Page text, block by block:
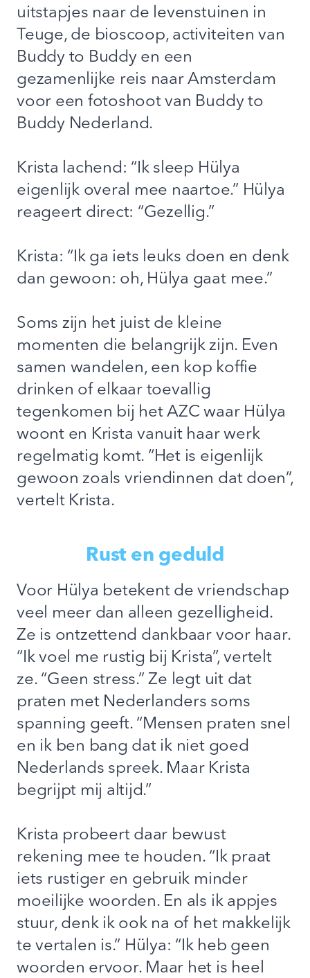
uitstapjes naar de levenstuinen in
Teuge, de bioscoop, activiteiten van
Buddy to Buddy en een
gezamenlijke reis naar Amsterdam
voor een fotoshoot van Buddy to
Buddy Nederland.
Krista lachend: “Ik sleep Hülya
eigenlijk overal mee naartoe.” Hülya
reageert direct: “Gezellig.”
Krista: “Ik ga iets leuks doen en denk
dan gewoon: oh, Hülya gaat mee.”
Soms zijn het juist de kleine
momenten die belangrijk zijn. Even
samen wandelen, een kop koffie
drinken of elkaar toevallig
tegenkomen bij het AZC waar Hülya
woont en Krista vanuit haar werk
regelmatig komt. “Het is eigenlijk
gewoon zoals vriendinnen dat doen”,
vertelt Krista.
Rust en geduld
Voor Hülya betekent de vriendschap
veel meer dan alleen gezelligheid.
Ze is ontzettend dankbaar voor haar.
“Ik voel me rustig bij Krista”, vertelt
ze. “Geen stress.” Ze legt uit dat
praten met Nederlanders soms
spanning geeft. “Mensen praten snel
en ik ben bang dat ik niet goed
Nederlands spreek. Maar Krista
begrijpt mij altijd.”
Krista probeert daar bewust
rekening mee te houden. “Ik praat
iets rustiger en gebruik minder
moeilijke woorden. En als ik appjes
stuur, denk ik ook na of het makkelijk
te vertalen is.” Hülya: “Ik heb geen
woorden ervoor. Maar het is heel